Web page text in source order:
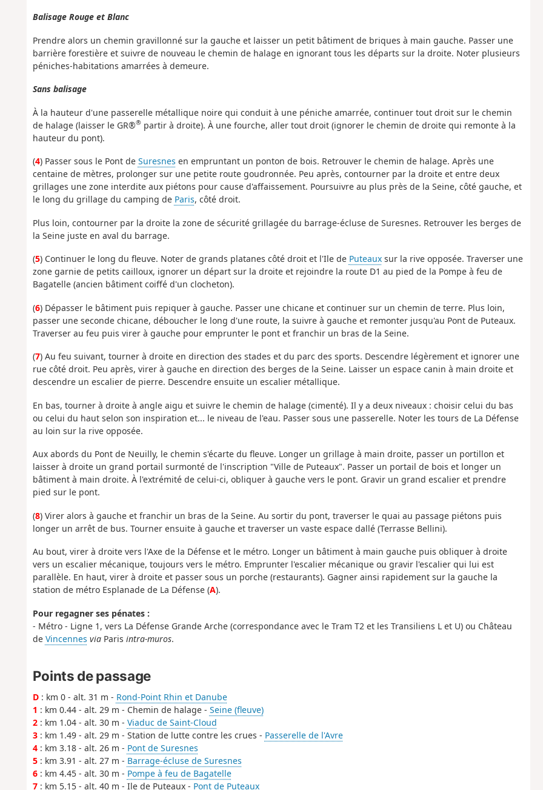
Balisage Rouge et Blanc
Prendre alors un chemin gravillonné sur la gauche et laisser un petit bâtiment de briques à main gauche. Passer une
barrière forestière et suivre de nouveau le chemin de halage en ignorant tous les départs sur la droite. Noter plusieurs
péniches-habitations amarrées à demeure.
Sans balisage
À la hauteur d'une passerelle métallique noire qui conduit à une péniche amarrée, continuer tout droit sur le chemin
de halage (laisser le GR®®partir à droite). À une fourche, aller tout droit (ignorer le chemin de droite qui remonte à la
hauteur du pont).
(4) Passer sous le Pont de Suresnes en empruntant un ponton de bois. Retrouver le chemin de halage. Après une
centaine de mètres, prolonger sur une petite route goudronnée. Peu après, contourner par la droite et entre deux
grillages une zone interdite aux piétons pour cause d'affaissement. Poursuivre au plus près de la Seine, côté gauche, et
le long du grillage du camping de Paris, côté droit.
Plus loin, contourner par la droite la zone de sécurité grillagée du barrage-écluse de Suresnes. Retrouver les berges de
la Seine juste en aval du barrage.
(5) Continuer le long du fleuve. Noter de grands platanes côté droit et l'Ile de Puteauxsur la rive opposée. Traverser une
zone garnie de petits cailloux, ignorer un départ sur la droite et rejoindre la route D1 au pied de la Pompe à feu de
Bagatelle (ancien bâtiment coiffé d'un clocheton).
(6) Dépasser le bâtiment puis repiquer à gauche. Passer une chicane et continuer sur un chemin de terre. Plus loin,
passer une seconde chicane, déboucher le long d'une route, la suivre à gauche et remonter jusqu'au Pont de Puteaux.
Traverser au feu puis virer à gauche pour emprunter le pont et franchir un bras de la Seine.
(7) Au feu suivant, tourner à droite en direction des stades et du parc des sports. Descendre légèrement et ignorer une
rue côté droit. Peu après, virer à gauche en direction des berges de la Seine. Laisser un espace canin à main droite et
descendre un escalier de pierre. Descendre ensuite un escalier métallique.
En bas, tourner à droite à angle aigu et suivre le chemin de halage (cimenté). Il y a deux niveaux : choisir celui du bas
ou celui du haut selon son inspiration et... le niveau de l'eau. Passer sous une passerelle. Noter les tours de La Défense
au loin sur la rive opposée.
Aux abords du Pont de Neuilly, le chemin s'écarte du fleuve. Longer un grillage à main droite, passer un portillon et
laisser à droite un grand portail surmonté de l'inscription "Ville de Puteaux". Passer un portail de bois et longer un
bâtiment à main droite. À l'extrémité de celui-ci, obliquer à gauche vers le pont. Gravir un grand escalier et prendre
pied sur le pont.
(8) Virer alors à gauche et franchir un bras de la Seine. Au sortir du pont, traverser le quai au passage piétons puis
longer un arrêt de bus. Tourner ensuite à gauche et traverser un vaste espace dallé (Terrasse Bellini).
Au bout, virer à droite vers l'Axe de la Défense et le métro. Longer un bâtiment à main gauche puis obliquer à droite
vers un escalier mécanique, toujours vers le métro. Emprunter l'escalier mécanique ou gravir l'escalier qui lui est
parallèle. En haut, virer à droite et passer sous un porche (restaurants). Gagner ainsi rapidement sur la gauche la
station de métro Esplanade de La Défense (A).
Pour regagner ses pénates :
- Métro - Ligne 1, vers La Défense Grande Arche (correspondance avec le Tram T2 et les Transiliens L et U) ou Château
de Vincennes viaParis intra-muros.
Points de passage
D: km 0 - alt. 31 m - Rond-Point Rhin et Danube
1 : km 0.44 - alt. 29 m - Chemin de halage - Seine (fleuve)
2: km 1.04 - alt. 30 m - Viaduc de Saint-Cloud
3: km 1.49 - alt. 29 m - Station de lutte contre les crues - Passerelle de l'Avre
4: km 3.18 - alt. 26 m - Pont de Suresnes
5: km 3.91 - alt. 27 m - Barrage-écluse de Suresnes
6: km 4.45 - alt. 30 m - Pompe à feu de Bagatelle
7: km 5.15 - alt. 40 m - Ile de Puteaux - Pont de Puteaux